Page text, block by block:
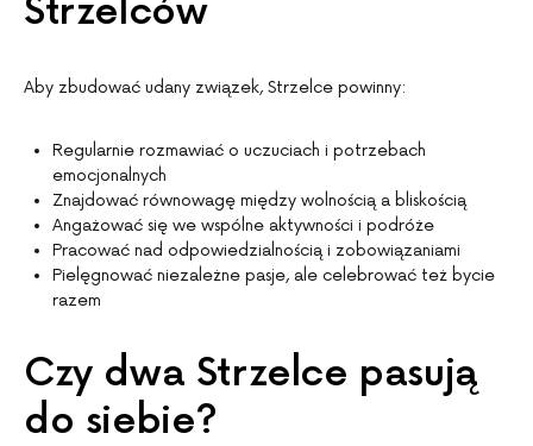
Strzelców
Aby zbudować udany związek, Strzelce powinny:
Regularnie rozmawiać o uczuciach i potrzebach
emocjonalnych
Znajdować równowagę między wolnością a bliskością
Angażować się we wspólne aktywności i podróże
Pracować nad odpowiedzialnością i zobowiązaniami
Pielęgnować niezależne pasje, ale celebrować też bycie
razem
Czy dwa Strzelce pasują
do siebie?